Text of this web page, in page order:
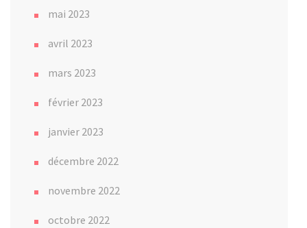
mai 2023
avril 2023
mars 2023
février 2023
janvier 2023
décembre 2022
novembre 2022
octobre 2022